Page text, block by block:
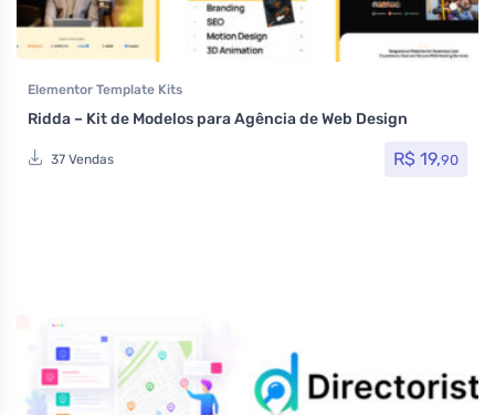
Elementor Template Kits
Ridda – Kit de Modelos para Agência de Web Design
37 Vendas R$ 19,90